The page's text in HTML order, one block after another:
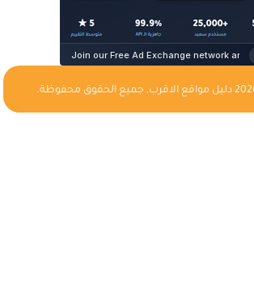
دليل مواقع الاقرب, جميع الحقوق محفوظة.